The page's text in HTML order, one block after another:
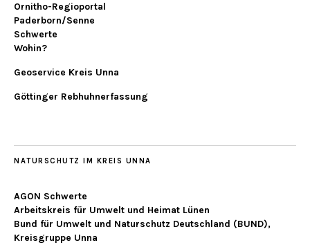
Ornitho-Regioportal
Paderborn/Senne
Schwerte
Wohin?
Geoservice Kreis Unna
Göttinger Rebhuhnerfassung
NATURSCHUTZ IM KREIS UNNA
AGON Schwerte
Arbeitskreis für Umwelt und Heimat Lünen
Bund für Umwelt und Naturschutz Deutschland (BUND),
Kreisgruppe Unna